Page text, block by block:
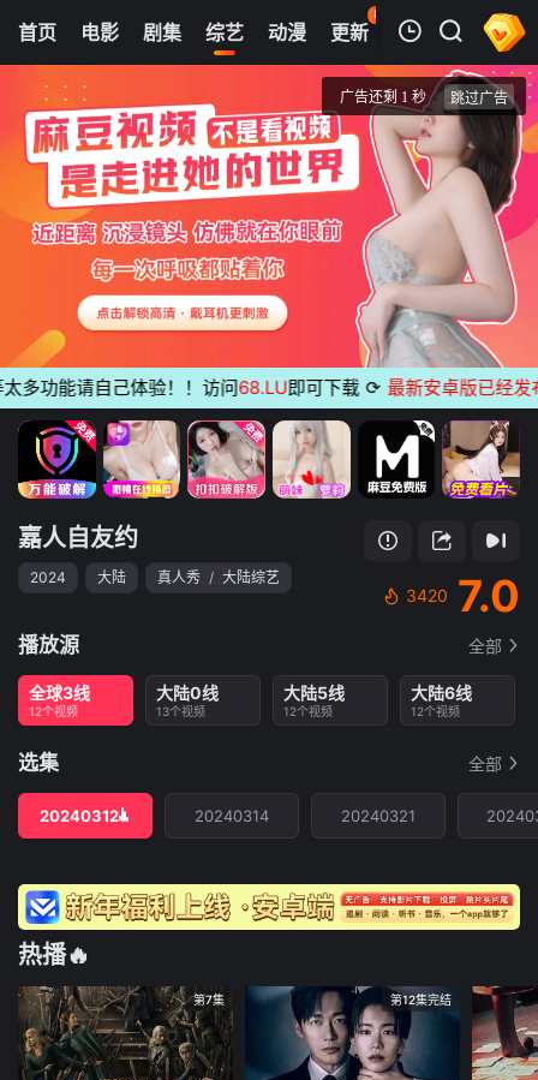
首页 电影 剧集 综艺 动漫 更新
82
热榜 APP
20240312
嘉人自友约
清空
能请自己体验！！访问68.LU即可下载 ⟳ 最新安卓版已经发布无
嘉人自友约
2024 大陆 真人秀 / 大陆综艺
3420 7.0
播放源 全部
全球3线
12个视频
大陆0线
13个视频
大陆5线
12个视频
大陆6线
12个视频
选集 全部
20240312 20240314 20240321
热播🔥
第7集 第12集完结